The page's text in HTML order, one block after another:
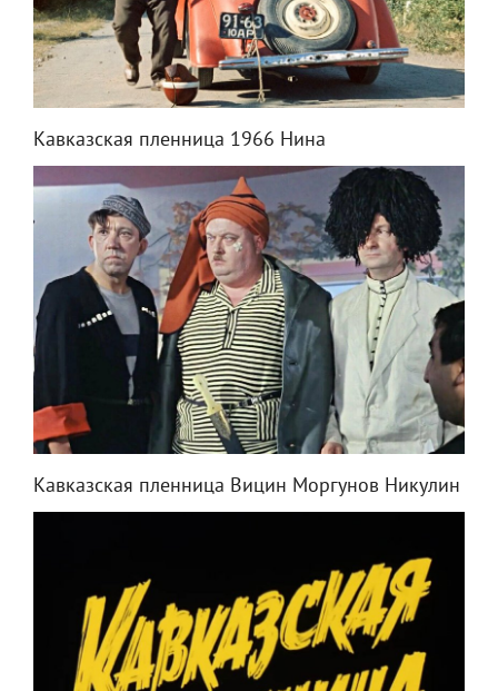
Кавказская пленница 1966 Нина
Кавказская пленница Вицин Моргунов Никулин